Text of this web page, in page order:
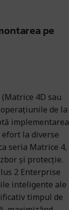
pe
4D sau
de la
implementarea
la diverse
seria Matrice 4,
și protecție.
2 Enterprise
inteligente ale
timpul de